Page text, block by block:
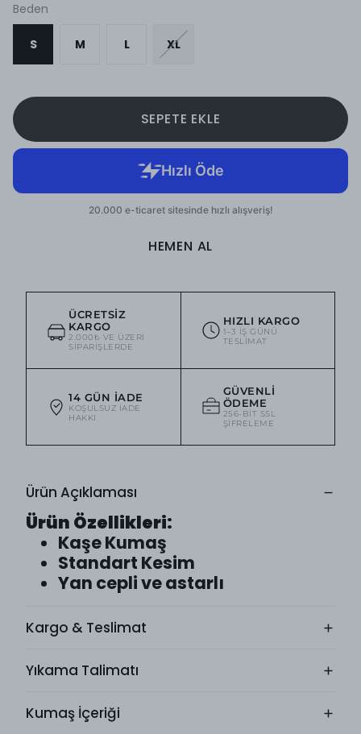
Beden
S M L XL
SEPETE EKLE
HEMEN AL
ÜCRETSIZ
KARGO
2.000₺ VE ÜZERI
SIPARIŞLERDE
HIZLI KARGO
1–3 IŞ GÜNÜ
TESLIMAT
14 GÜN İADE
KOŞULSUZ IADE
HAKKI
GÜVENLI
ÖDEME
256-BIT SSL
ŞIFRELEME
Ürün Açıklaması
Ürün Özellikleri:
Kaşe Kumaş
Standart Kesim
Yan cepli ve astarlı
Kargo & Teslimat
Yıkama Talimatı
Kumaş İçeriği